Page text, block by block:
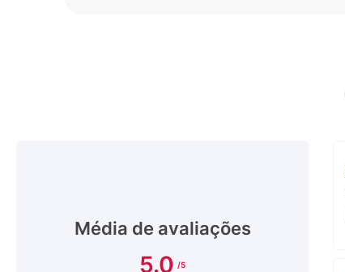
Média de avaliações
5.0